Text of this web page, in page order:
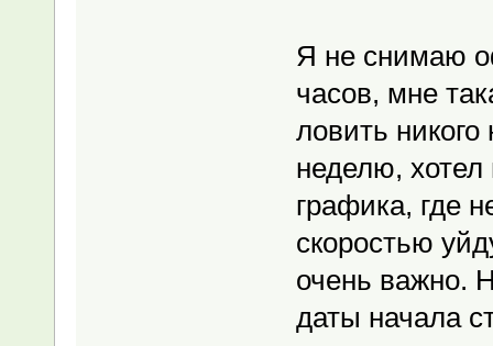
Я не снимаю
часов, мне
ловить
неделю, хотел
графика, где
скоростью
очень важно.
даты начала